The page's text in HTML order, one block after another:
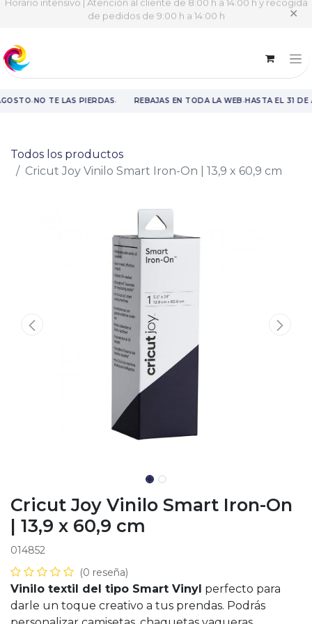
Horario intensivo | Atención al cliente de 8:00 h a 14:00 h y recogida
de pedidos de 9:00 h a 14:00 h
✕
·NO TE LAS PIERDAS· REBAJAS EN TODA LA WEB·HASTA EL 31 DE
Todos los productos
Cricut Joy Vinilo Smart Iron-On | 13,9 x 60,9 cm
Cricut Joy Vinilo Smart Iron-On
| 13,9 x 60,9 cm
014852
(0 reseña)
Vinilo textil del tipo Smart Vinyl perfecto para
darle un toque creativo a tus prendas. Podrás